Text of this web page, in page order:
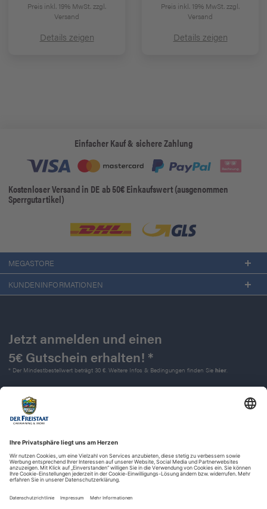
Preis inkl. 19% MwSt.zzgl.
Versand
Details zeigen
Preis inkl. 19% MwSt.zzgl.
Versand
Details zeigen
Einfacher Kauf & sichere Zahlung
Kostenloser Versand in DE ab 50€ Einkaufswert (ausgenommen
Sperrgutartikel)
MEGASTORE
KUNDENINFORMATIONEN
Jetzt anmelden und einen
5€ Gutschein erhalten! *
* Der Mindestbestellwert beträgt 30 €. Weitere Infos & Bedingungen finden Sie hier.